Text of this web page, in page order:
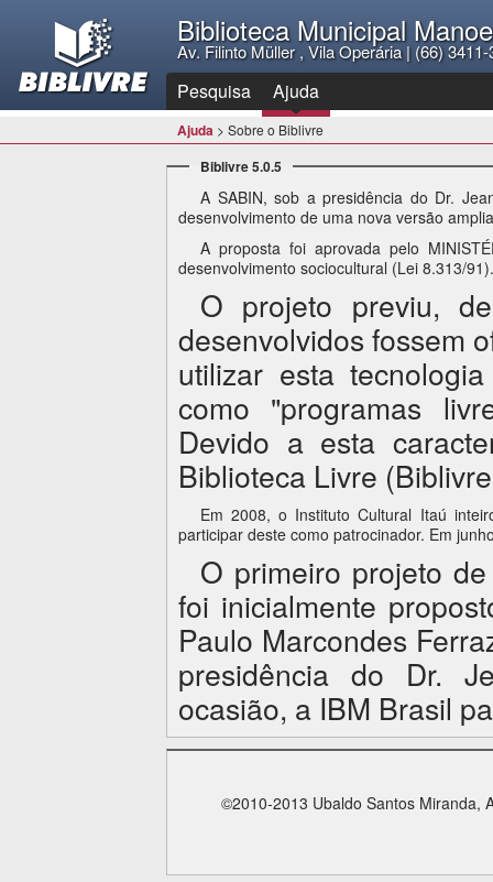
Biblioteca Municipal
Av. Filinto Müller , Vila Operária | (66)
Pesquisa Ajuda
Ajuda > Sobre o Biblivre
Biblivre 5.0.5
A SABIN, sob a presidência do Dr.
desenvolvimento de uma nova versão
A proposta foi aprovada pelo
desenvolvimento sociocultural (Lei 8.313/91).
O projeto previu,
desenvolvidos fossem
utilizar esta
como "programas
Devido a esta
Biblioteca Livre
Em 2008, o Instituto Cultural Itaú
participar deste como patrocinador. Em
O primeiro projeto
foi inicialmente
Paulo Marcondes
presidência do Dr.
ocasião, a IBM Brasil
©2010-2013 Ubaldo Santos Miranda,